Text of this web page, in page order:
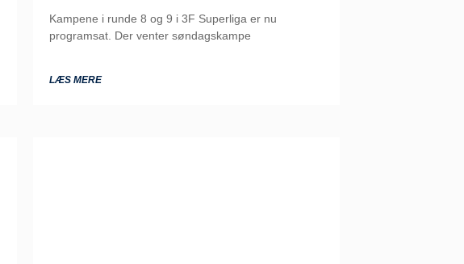
Kampene i runde 8 og 9 i 3F Superliga er nu
programsat. Der venter søndagskampe
LÆS MERE